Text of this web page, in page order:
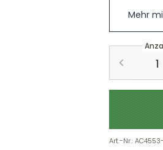
Mehr
Art.-Nr.: